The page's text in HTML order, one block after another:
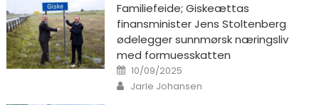
Familiefeide; Giskeættas
finansminister Jens Stoltenberg
ødelegger sunnmørsk næringsliv
med formuesskatten
Posted on
10/09/2025
Author
Jarle Johansen